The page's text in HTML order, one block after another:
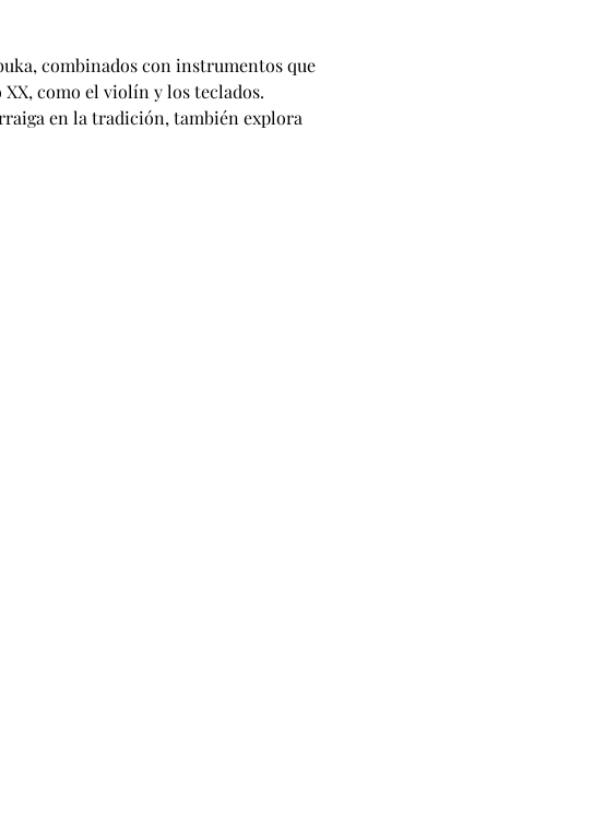
combinados con instrumentos que
como el violín y los teclados.
en la tradición, también explora